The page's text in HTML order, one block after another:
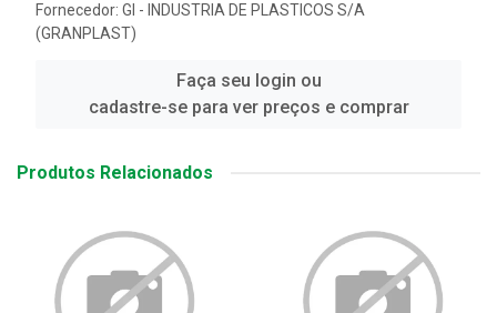
Fornecedor: GI - INDUSTRIA DE PLASTICOS S/A
(GRANPLAST)
Faça seu login ou
cadastre-se para ver preços e comprar
Produtos Relacionados